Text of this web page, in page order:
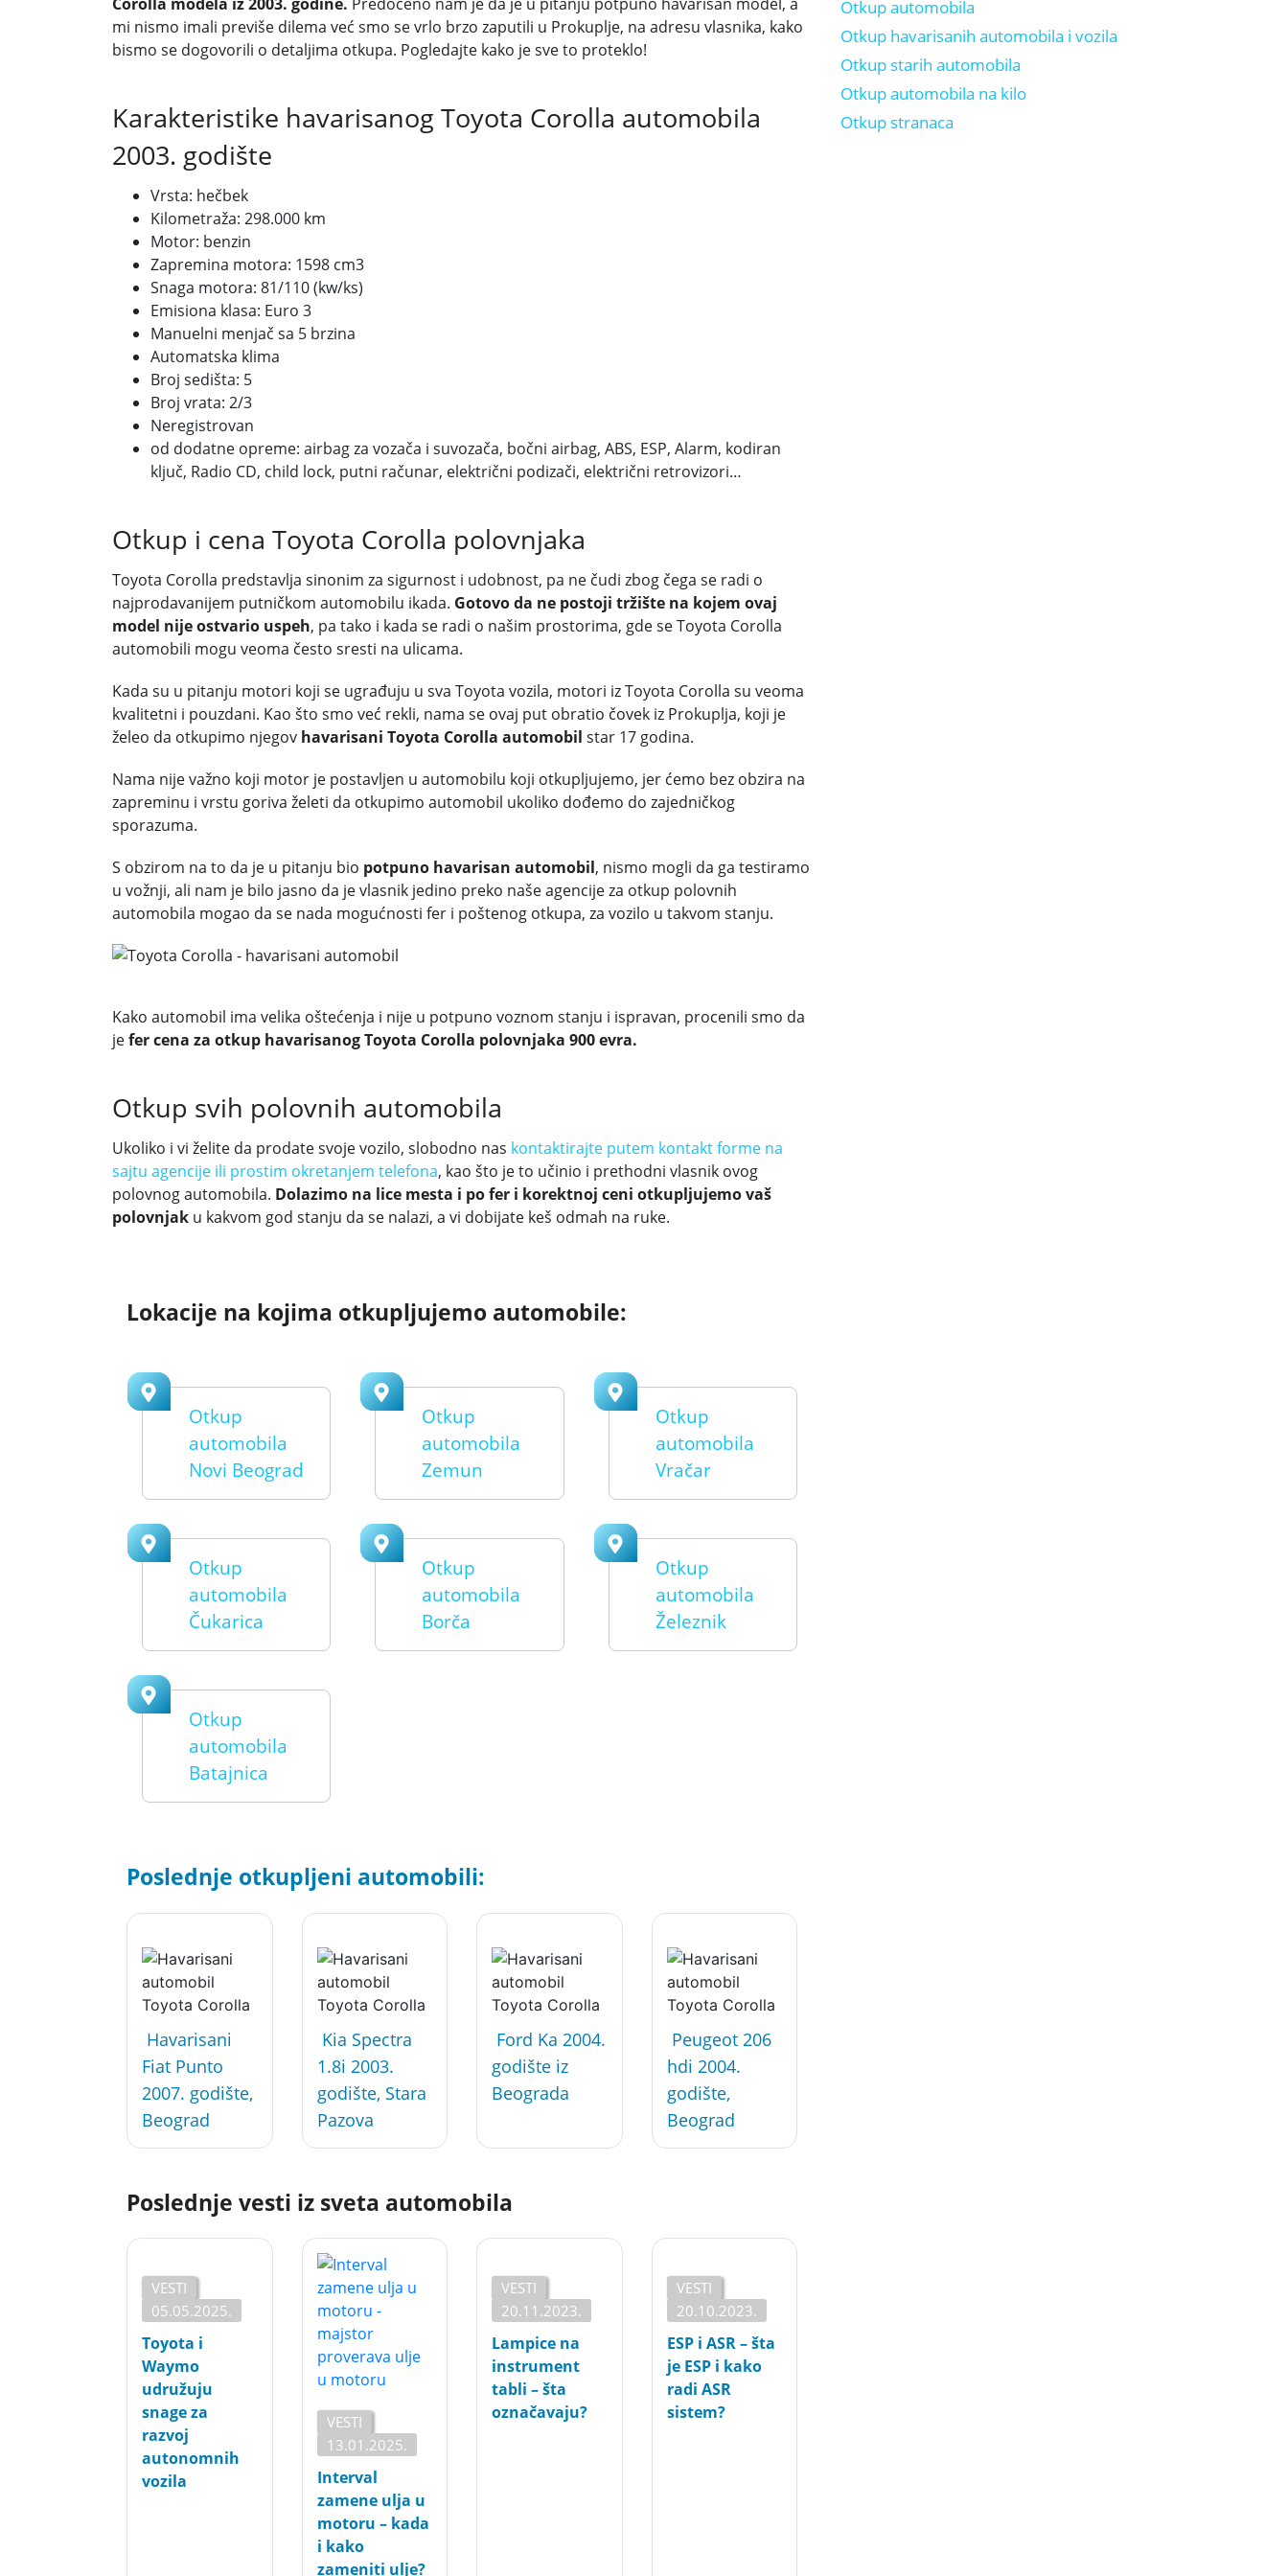
mi nismo imali previše dilema već smo se vrlo brzo zaputili u Prokuplje, na adresu vlasnika, kako
bismo se dogovorili o detaljima otkupa. Pogledajte kako je sve to proteklo!
Karakteristike havarisanog Toyota Corolla automobila
2003. godište
Vrsta: hečbek
Kilometraža: 298.000 km
Motor: benzin
Zapremina motora: 1598 cm3
Snaga motora: 81/110 (kw/ks)
Emisiona klasa: Euro 3
Manuelni menjač sa 5 brzina
Automatska klima
Broj sedišta: 5
Broj vrata: 2/3
Neregistrovan
od dodatne opreme: airbag za vozača i suvozača, bočni airbag, ABS, ESP, Alarm, kodiran
ključ, Radio CD, child lock, putni računar, električni podizači, električni retrovizori…
Otkup i cena Toyota Corolla polovnjaka
Toyota Corolla predstavlja sinonim za sigurnost i udobnost, pa ne čudi zbog čega se radi o
najprodavanijem putničkom automobilu ikada. Gotovo da ne postoji tržište na kojem ovaj
model nije ostvario uspeh, pa tako i kada se radi o našim prostorima, gde se Toyota Corolla
automobili mogu veoma često sresti na ulicama.
Kada su u pitanju motori koji se ugrađuju u sva Toyota vozila, motori iz Toyota Corolla su veoma
kvalitetni i pouzdani. Kao što smo već rekli, nama se ovaj put obratio čovek iz Prokuplja, koji je
želeo da otkupimo njegov havarisani Toyota Corolla automobil star 17 godina.
Nama nije važno koji motor je postavljen u automobilu koji otkupljujemo, jer ćemo bez obzira na
zapreminu i vrstu goriva želeti da otkupimo automobil ukoliko dođemo do zajedničkog
sporazuma.
S obzirom na to da je u pitanju bio potpuno havarisan automobil, nismo mogli da ga testiramo
u vožnji, ali nam je bilo jasno da je vlasnik jedino preko naše agencije za otkup polovnih
automobila mogao da se nada mogućnosti fer i poštenog otkupa, za vozilo u takvom stanju.
Kako automobil ima velika oštećenja i nije u potpuno voznom stanju i ispravan, procenili smo da
jefer cena za otkup havarisanog Toyota Corolla polovnjaka 900 evra.
Otkup svih polovnih automobila
Ukoliko i vi želite da prodate svoje vozilo, slobodno nas kontaktirajte putem kontakt forme na
sajtu agencije ili prostim okretanjem telefona, kao što je to učinio i prethodni vlasnik ovog
polovnog automobila. Dolazimo na lice mesta i po fer i korektnoj ceni otkupljujemo vaš
polovnjak u kakvom god stanju da se nalazi, a vi dobijate keš odmah na ruke.
Lokacije na kojima otkupljujemo automobile:
Otkup
automobila
Novi Beograd
Otkup
automobila
Zemun
Otkup
automobila
Vračar
Otkup
automobila
Čukarica
Otkup
automobila
Borča
Otkup
automobila
Železnik
Otkup
automobila
Batajnica
Poslednje otkupljeni automobili:
Havarisani
Fiat Punto
2007. godište,
Beograd
Kia Spectra
1.8i 2003.
godište, Stara
Pazova
Ford Ka 2004.
godište iz
Beograda
Peugeot 206
hdi 2004.
godište,
Beograd
Poslednje vesti iz sveta automobila
VESTI
05.05.2025.
Toyota i
Waymo
udružuju
snage za
razvoj
autonomnih
vozila
VESTI
13.01.2025.
Interval
zamene ulja u
motoru – kada
i kako
zameniti ulje?
VESTI
20.11.2023.
Lampice na
instrument
tabli – šta
označavaju?
VESTI
20.10.2023.
ESP i ASR – šta
je ESP i kako
radi ASR
sistem?
Otkup automobila
Otkup havarisanih automobila i vozila
Otkup starih automobila
Otkup automobila na kilo
Otkup stranaca